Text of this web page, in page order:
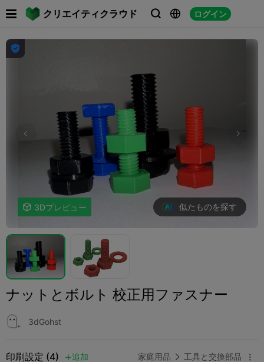
クリエイティクラウド   ログイン
 

 3Dプレビュー 似たものを探す
ナットとボルト 校正用ファスナー
3dGohst
印刷設定 (4) 追加 家庭用品  工具と交換部品 